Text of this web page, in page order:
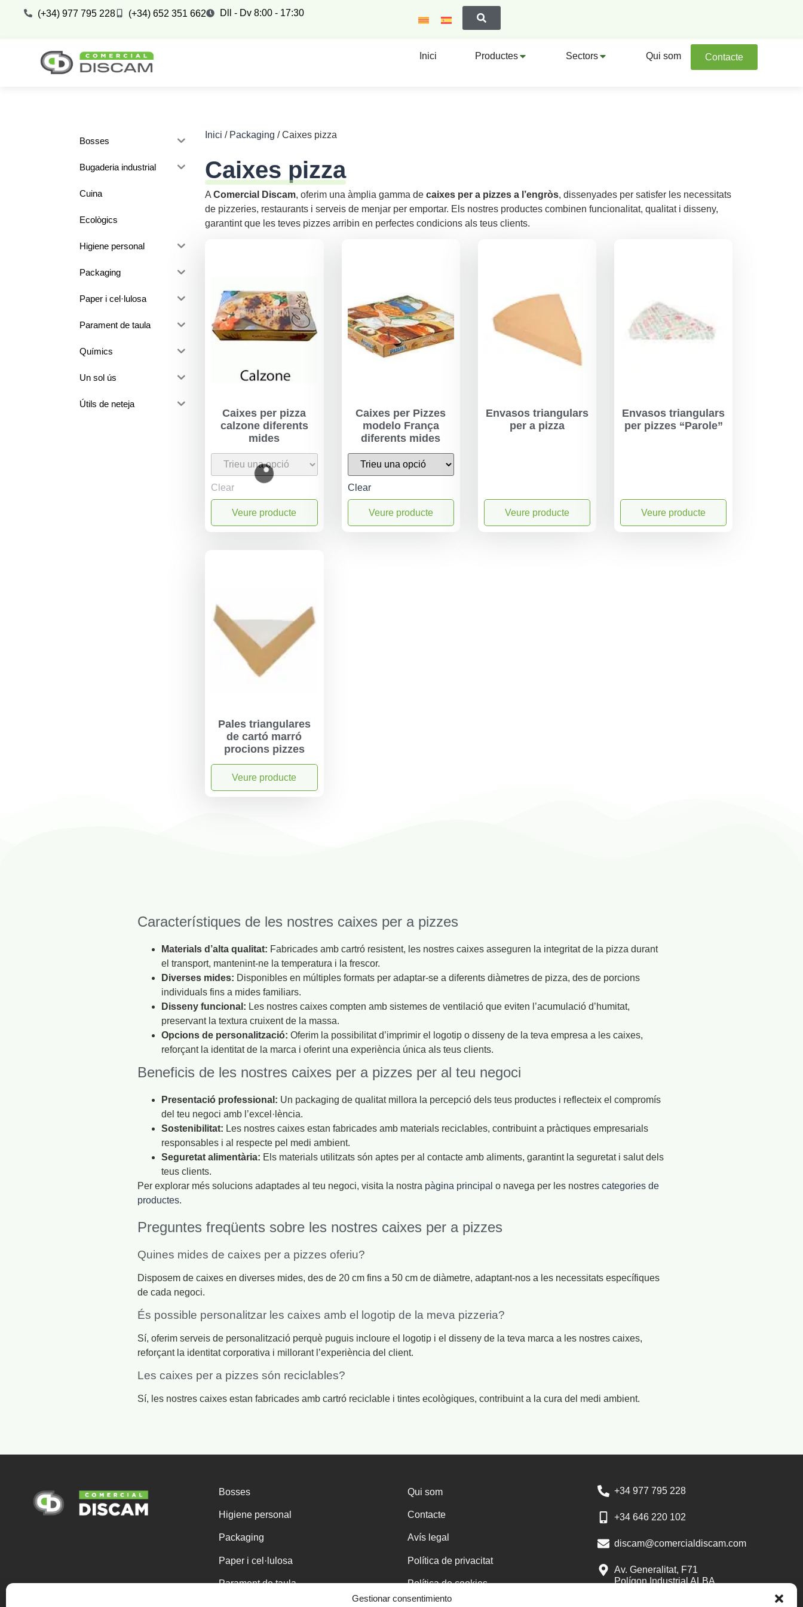
Gestionar consentimiento
(+34) 977 795 228 (+34) 652 351 662 Dll - Dv 8:00 - 17:30
Inici Productes Sectors Qui som Contacte
Bosses
Bugaderia industrial
Cuina
Ecològics
Higiene personal
Packaging
Paper i cel·lulosa
Parament de taula
Químics
Un sol ús
Útils de neteja
Inici / Packaging / Caixes pizza
Caixes pizza
AComercial Discam, oferim una àmplia gamma decaixes per a pizzes a l’engròs, dissenyades per satisfer les necessitats
de pizzeries, restaurants i serveis de menjar per emportar. Els nostres productes combinen funcionalitat, qualitat i disseny,
garantint que les teves pizzes arribin en perfectes condicions als teus clients.
Caixes per pizza
calzone diferents
mides
Clear
Veure producte
Caixes per Pizzes
modelo França
diferents mides
Clear
Veure producte
Envasos triangulars
per a pizza
Veure producte
Envasos triangulars
per pizzes “Parole”
Veure producte
Pales triangulares
de cartó marró
procions pizzes
Veure producte
Característiques de les nostres caixes per a pizzes
Materials d’alta qualitat: Fabricades amb cartró resistent, les nostres caixes asseguren la integritat de la pizza durant
el transport, mantenint-ne la temperatura i la frescor.
Diverses mides: Disponibles en múltiples formats per adaptar-se a diferents diàmetres de pizza, des de porcions
individuals fins a mides familiars.
Disseny funcional: Les nostres caixes compten amb sistemes de ventilació que eviten l’acumulació d’humitat,
preservant la textura cruixent de la massa.
Opcions de personalització: Oferim la possibilitat d’imprimir el logotip o disseny de la teva empresa a les caixes,
reforçant la identitat de la marca i oferint una experiència única als teus clients.
Beneficis de les nostres caixes per a pizzes per al teu negoci
Presentació professional: Un packaging de qualitat millora la percepció dels teus productes i reflecteix el compromís
del teu negoci amb l’excel·lència.
Sostenibilitat: Les nostres caixes estan fabricades amb materials reciclables, contribuint a pràctiques empresarials
responsables i al respecte pel medi ambient.
Seguretat alimentària: Els materials utilitzats són aptes per al contacte amb aliments, garantint la seguretat i salut dels
teus clients.
Per explorar més solucions adaptades al teu negoci, visita la nostra pàgina principal o navega per les nostrescategories de
productes.
Preguntes freqüents sobre les nostres caixes per a pizzes
Quines mides de caixes per a pizzes oferiu?
Disposem de caixes en diverses mides, des de 20 cm fins a 50 cm de diàmetre, adaptant-nos a les necessitats específiques
de cada negoci.
És possible personalitzar les caixes amb el logotip de la meva pizzeria?
Sí, oferim serveis de personalització perquè puguis incloure el logotip i el disseny de la teva marca a les nostres caixes,
reforçant la identitat corporativa i millorant l’experiència del client.
Les caixes per a pizzes són reciclables?
Sí, les nostres caixes estan fabricades amb cartró reciclable i tintes ecològiques, contribuint a la cura del medi ambient.
Bosses
Higiene personal
Packaging
Paper i cel·lulosa
Parament de taula
Qui som
Contacte
Avís legal
Política de privacitat
Política de cookies
+34 977 795 228
+34 646 220 102
discam@comercialdiscam.com
Av. Generalitat, F71
Polígon Industrial ALBA